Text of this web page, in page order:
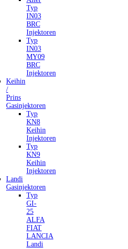
Typ
IN03
BRC
Injektoren
Typ
IN03
MY09
BRC
Injektoren
Keihin
/
Prins
Gasinjektoren
Typ
KN8
Keihin
Injektoren
Typ
KN9
Keihin
Injektoren
Landi
Gasinjektoren
Typ
GI-
25
ALFA
FIAT
LANCIA
Landi